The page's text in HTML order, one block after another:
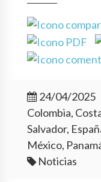
24/04/2025
Colombia,
Salvador,
México,
Noticias